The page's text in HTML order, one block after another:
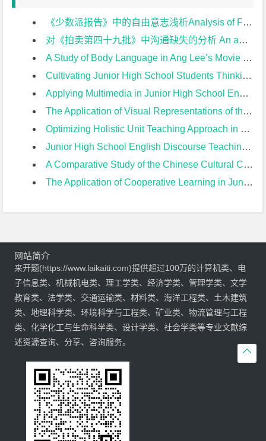
《少数派报告》中的自由意志浅析Analysis of Free Will in Minority Report开题报告
对《拍卖第四十九批》中沟通缺失的分析 An analysis of the communication missing in The Crying of Lot 49开题报告
A Study of Body Language in Ang Lee’s Movie from the Perspective of Cross-cultural Communication开题报告
Cultivating Junior High School Students Thinking Quality in English Reading Teaching开题报告
Applying Multimedia in Junior High School English Teaching开题报告
The Application of Visual Representations of the Text in Junior High School English Reading Teaching开题报告
Optimizing Holistic Unit Teaching Approach in Junior High School from the Perspective of 2022 New Curriculum开题报告
Junior High School English Discourse Teaching Based on Unit Theme开题报告
A Comparative Study of the Chinese Cultural Contents Between PEP Version and Yi’lin Version of Junior High English Textbooks开题报告
The Application of Cooperative Learning in Junior High EFL Teaching of Reading开题报告

网站简介
来开题(https://www.laikaiti.com)提供超过100万的计算机类、电
子信息类、机械机电类、理工学类、经济学类、管理学类、文学
教育类、法学类、交通运输类、材料类、海洋工程类、土木建筑
类、地理科学类、环境科学与工程类、矿业类、物流管理与工程
类、化学化工与生命科学类、设计学类、社会学类等专业文献综
述资源查询、分享、咨询服务。